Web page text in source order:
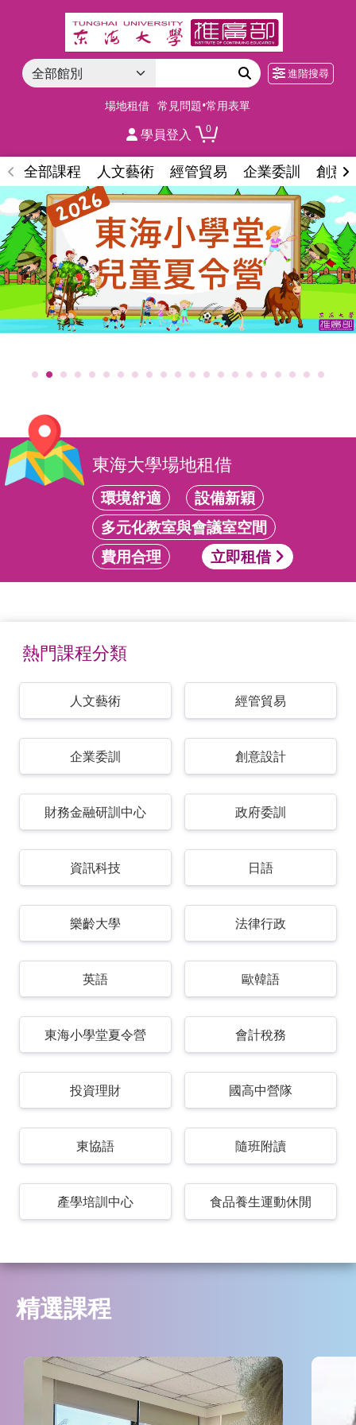
進階搜尋
場地租借 常見問題•常用表單
學員登入 0
全部課程 人文藝術 經管貿易 企業委訓 創意
東海大學場地租借
環境舒適
設備新穎
多元化教室與會議室空間
費用合理
立即租借
熱門課程分類
人文藝術 經管貿易
企業委訓 創意設計
財務金融研訓中心 政府委訓
資訊科技 日語
樂齡大學 法律行政
英語 歐韓語
東海小學堂夏令營 會計稅務
投資理財 國高中營隊
東協語 隨班附讀
產學培訓中心 食品養生運動休閒
精選課程